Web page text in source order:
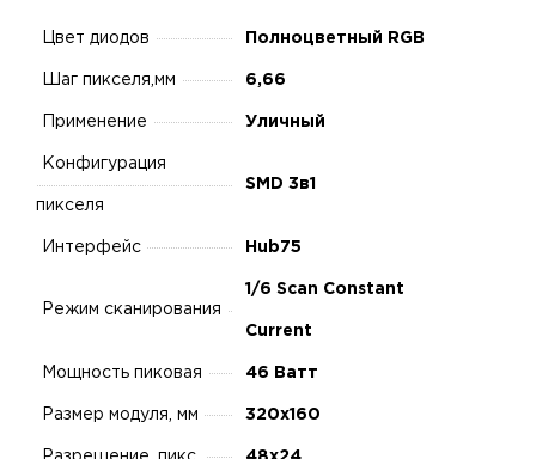
Цвет диодов Полноцветный RGB
Шаг пикселя,мм 6,66
Применение Уличный
Конфигурация
пикселя
SMD 3в1
Интерфейс Hub75
Режим сканирования
1/6 Scan Constant
Current
Мощность пиковая 46 Ватт
Размер модуля, мм 320х160